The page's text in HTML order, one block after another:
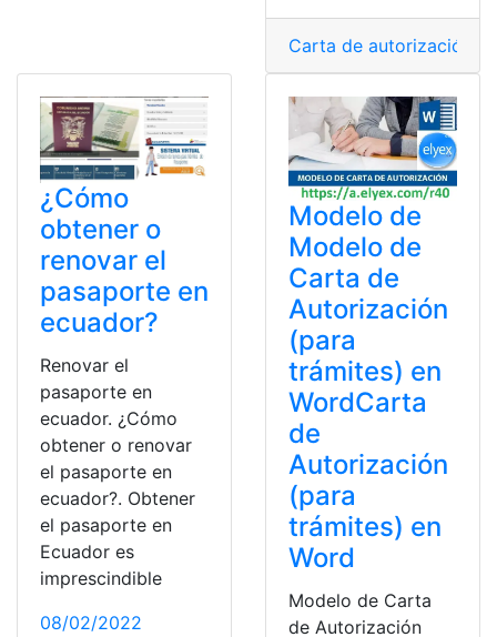
Carta de autorización
¿Cómo
obtener o
renovar el
pasaporte en
ecuador?
Renovar el
pasaporte en
ecuador. ¿Cómo
obtener o renovar
el pasaporte en
ecuador?. Obtener
el pasaporte en
Ecuador es
imprescindible
08/02/2022
Modelo de
Modelo de
Carta de
Autorización
(para
trámites) en
WordCarta
de
Autorización
(para
trámites) en
Word
Modelo de Carta
de Autorización